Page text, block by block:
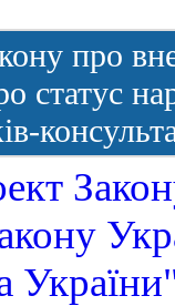
про
статус